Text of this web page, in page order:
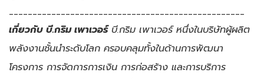
__________________________________________________
เกี่ยวกับ บี.กริม เพาเวอร์บี.กริม เพาเวอร์ หนึ่งในบริษัทผู้ผลิต
พลังงานชั้นนำระดับโลก ครอบคลุมทั้งในด้านการพัฒนา
โครงการ การจัดการการเงิน การก่อสร้าง และการบริการ